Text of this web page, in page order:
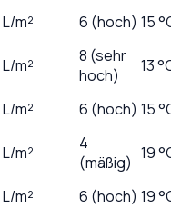
L/m² 6 (hoch) 15
L/m²
8 (sehr
hoch)
13
L/m² 6 (hoch) 15
L/m²
4
(mäßig) 19
L/m² 6 (hoch) 19